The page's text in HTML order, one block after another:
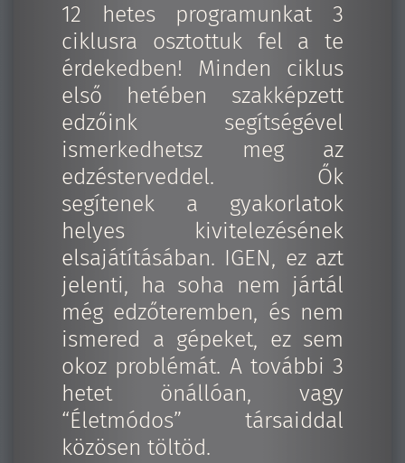
12 hetes programunkat 3
ciklusra osztottuk fel a te
érdekedben! Minden ciklus
első hetében szakképzett
edzőink segítségével
ismerkedhetsz meg az
edzésterveddel. Ők
segítenek a gyakorlatok
helyes kivitelezésének
elsajátításában. IGEN, ez azt
jelenti, ha soha nem jártál
még edzőteremben, és nem
ismered a gépeket, ez sem
okoz problémát. A további 3
hetet önállóan, vagy
“Életmódos” társaiddal
közösen töltöd.